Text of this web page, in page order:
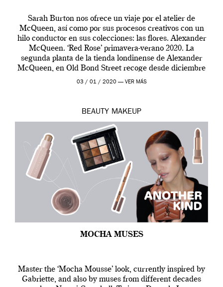
Sarah Burton nos ofrece un viaje por el atelier de
McQueen, así como por sus procesos creativos con un
hilo conductor en sus colecciones: las flores. Alexander
McQueen. ‘Red Rose’ primavera-verano 2020. La
segunda planta de la tienda londinense de Alexander
McQueen, en Old Bond Street recoge desde diciembre
de 2019 hasta final de abril […]
03 / 01 / 2020 — VER MÁS
BEAUTY MAKEUP
MOCHA MUSES
Master the ‘Mocha Mousse’ look, currently inspired by
Gabriette, and also by muses from different decades